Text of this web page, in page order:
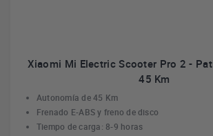
Xiaomi Mi Electric Scooter Pro 2 -
45 Km
Autonomía de 45 Km
Frenado E-ABS y freno de disco
Tiempo de carga: 8-9 horas